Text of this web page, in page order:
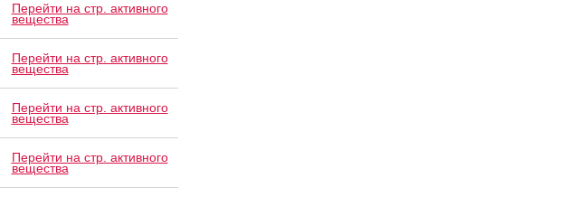
Перейти на стр. активного
вещества
Перейти на стр. активного
вещества
Перейти на стр. активного
вещества
Перейти на стр. активного
вещества